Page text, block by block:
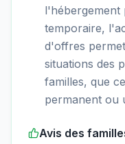
l'hébergement
temporaire,
d'offres
situations des
familles, que
permanent ou
Avis des